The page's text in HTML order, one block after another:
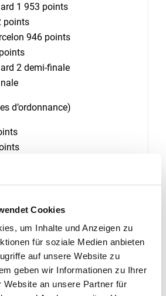
Cookies
um Inhalte und Anzeigen zu
für soziale Medien anbieten
auf unsere Website zu
geben wir Informationen zu Ihrer
Website an unsere Partner für
1 953 points
points
946 points
2 demi-finale
d’ordonnance)